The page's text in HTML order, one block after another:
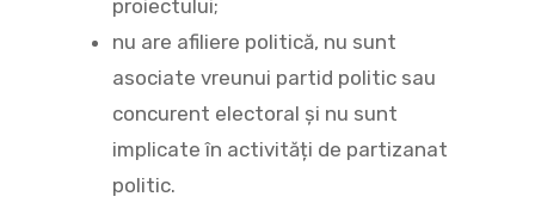
proiectului;
nu are afiliere politică, nu sunt
asociate vreunui partid politic sau
concurent electoral și nu sunt
implicate în activități de partizanat
politic.